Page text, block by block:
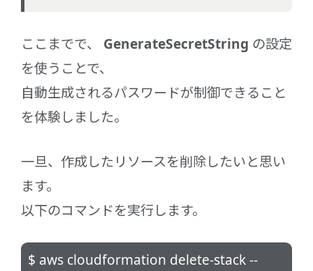
ここまでで、 GenerateSecretString の設定
を使うことで、
自動生成されるパスワードが制御できること
を体験しました。
一旦、作成したリソースを削除したいと思い
ます。
以下のコマンドを実行します。
$ aws cloudformation delete-stack --